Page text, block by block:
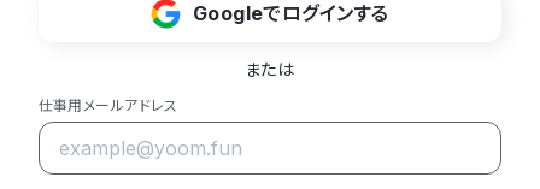
Googleでログインする
または
仕事用メールアドレス